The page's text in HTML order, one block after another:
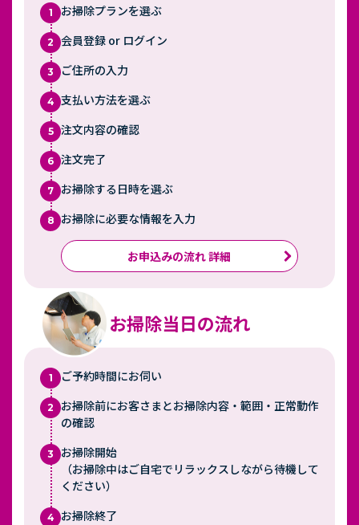
1 お掃除プランを選ぶ
2 会員登録 or ログイン
3 ご住所の入力
4 支払い方法を選ぶ
5 注文内容の確認
6 注文完了
7 お掃除する日時を選ぶ
8 お掃除に必要な情報を入力
お申込みの流れ 詳細
お掃除当日の流れ
1 ご予約時間にお伺い
2
お掃除前にお客さまとお掃除内容・範囲・正常動作
の確認
3
お掃除開始
（お掃除中はご自宅でリラックスしながら待機して
ください）
4 お掃除終了